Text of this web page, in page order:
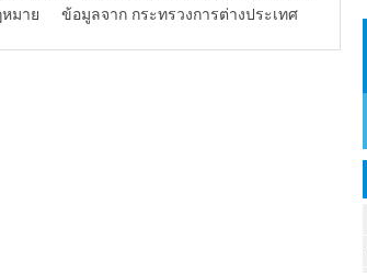
หมาย ข้อมูลจาก กระทรวงการต่างประเทศ